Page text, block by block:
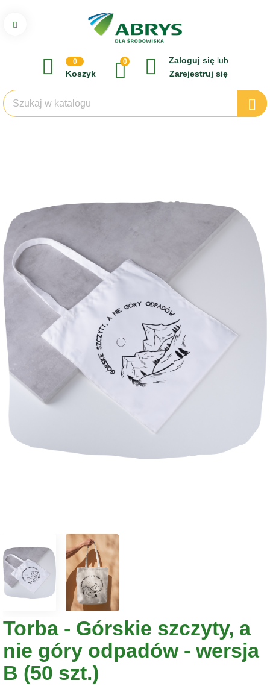
0
Koszyk
0 Zaloguj się lub
Zarejestruj się
Torba - Górskie szczyty, a
nie góry odpadów - wersja
B (50 szt.)